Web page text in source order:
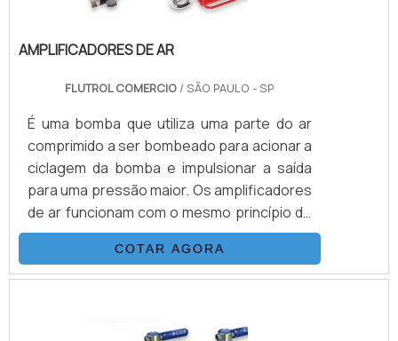
AMPLIFICADORES DE AR
FLUTROL COMERCIO / SÃO PAULO - SP
É uma bomba que utiliza uma parte do ar
comprimido a ser bombeado para acionar a
ciclagem da bomba e impulsionar a saída
para uma pressão maior. Os amplificadores
de ar funcionam com o mesmo princípio de
operação que as bombas e os
boosters.Multiplicando as pressões
através da relação área de pistões. O
possuem o processo de sopro de
COTAR AGORA